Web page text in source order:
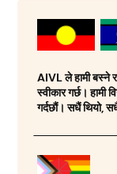
AIVL ले हामी बस्ने
स्वीकार गर्छ। हामी
गर्दछौं। सधैं थियो,